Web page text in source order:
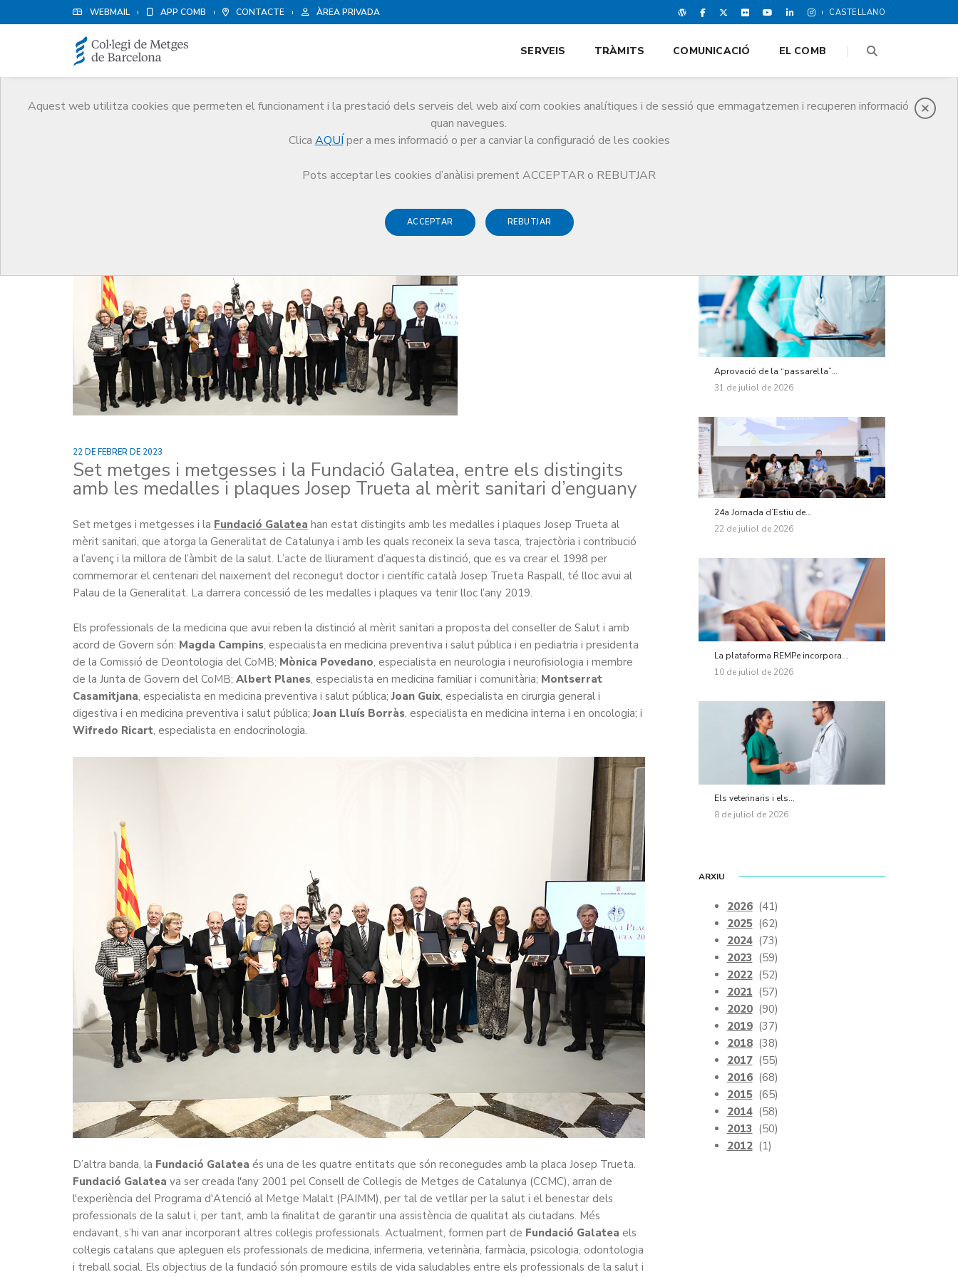
WEBMAIL APP COMB CONTACTE ÀREA PRIVADA CASTELLANO
Aquest web utilitza cookies que permeten el funcionament i la prestació dels serveis del web així com cookies analítiques i de sessió que emmagatzemen i recuperen informació
quan navegues.
Clica AQUÍ per a mes informació o per a canviar la configuració de les cookies
Pots acceptar les cookies d’anàlisi prement ACCEPTAR o REBUTJAR
ACCEPTAR REBUTJAR
SERVEIS TRÀMITS COMUNICACIÓ EL COMB
Set metges i metgesses i la Fundació Galatea, entre els distingits amb les medalles i plaques Josep Trueta al mèrit sanitari d’enguany
22 DE FEBRER DE 2023
Set metges i metgesses i la Fundació Galatea, entre els distingits
amb les medalles i plaques Josep Trueta al mèrit sanitari d’enguany
Set metges i metgesses i la Fundació Galatea han estat distingits amb les medalles i plaques Josep Trueta al
mèrit sanitari, que atorga la Generalitat de Catalunya i amb les quals reconeix la seva tasca, trajectòria i contribució
a l’avenç i la millora de l’àmbit de la salut. L’acte de lliurament d’aquesta distinció, que es va crear el 1998 per
commemorar el centenari del naixement del reconegut doctor i científic català Josep Trueta Raspall, té lloc avui al
Palau de la Generalitat. La darrera concessió de les medalles i plaques va tenir lloc l’any 2019.
Els professionals de la medicina que avui reben la distinció al mèrit sanitari a proposta del conseller de Salut i amb
acord de Govern són: Magda Campins, especialista en medicina preventiva i salut pública i en pediatria i presidenta
de la Comissió de Deontologia del CoMB; Mònica Povedano, especialista en neurologia i neurofisiologia i membre
de la Junta de Govern del CoMB; Albert Planes, especialista en medicina familiar i comunitària; Montserrat
Casamitjana, especialista en medicina preventiva i salut pública;Joan Guix, especialista en cirurgia general i
digestiva i en medicina preventiva i salut pública; Joan Lluís Borràs, especialista en medicina interna i en oncologia; i
Wifredo Ricart, especialista en endocrinologia.
D’altra banda, la Fundació Galatea és una de les quatre entitats que són reconegudes amb la placa Josep Trueta.
Fundació Galatea va ser creada l'any 2001 pel Consell de Col·legis de Metges de Catalunya (CCMC), arran de
l'experiència del Programa d'Atenció al Metge Malalt (PAIMM), per tal de vetllar per la salut i el benestar dels
professionals de la salut i, per tant, amb la finalitat de garantir una assistència de qualitat als ciutadans. Més
endavant, s’hi van anar incorporant altres col·legis professionals. Actualment, formen part de Fundació Galatea els
col·legis catalans que apleguen els professionals de medicina, infermeria, veterinària, farmàcia, psicologia, odontologia
i treball social. Els objectius de la fundació són promoure estils de vida saludables entre els professionals de la salut i
Aprovació de la “passarel·la”...
31 de juliol de 2026
24a Jornada d’Estiu de...
22 de juliol de 2026
La plataforma REMPe incorpora...
10 de juliol de 2026
Els veterinaris i els...
8 de juliol de 2026
ARXIU
2026 (41)
2025 (62)
2024 (73)
2023 (59)
2022 (52)
2021 (57)
2020 (90)
2019 (37)
2018 (38)
2017 (55)
2016 (68)
2015 (65)
2014 (58)
2013 (50)
2012 (1)